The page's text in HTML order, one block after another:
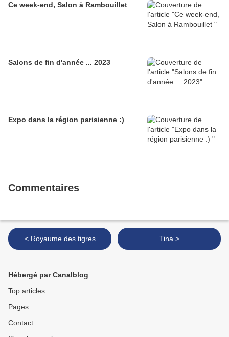
Ce week-end, Salon à Rambouillet
Salons de fin d'année ... 2023
Expo dans la région parisienne :)
Commentaires
< Royaume des tigres Tina >
Hébergé par Canalblog
Top articles
Pages
Contact